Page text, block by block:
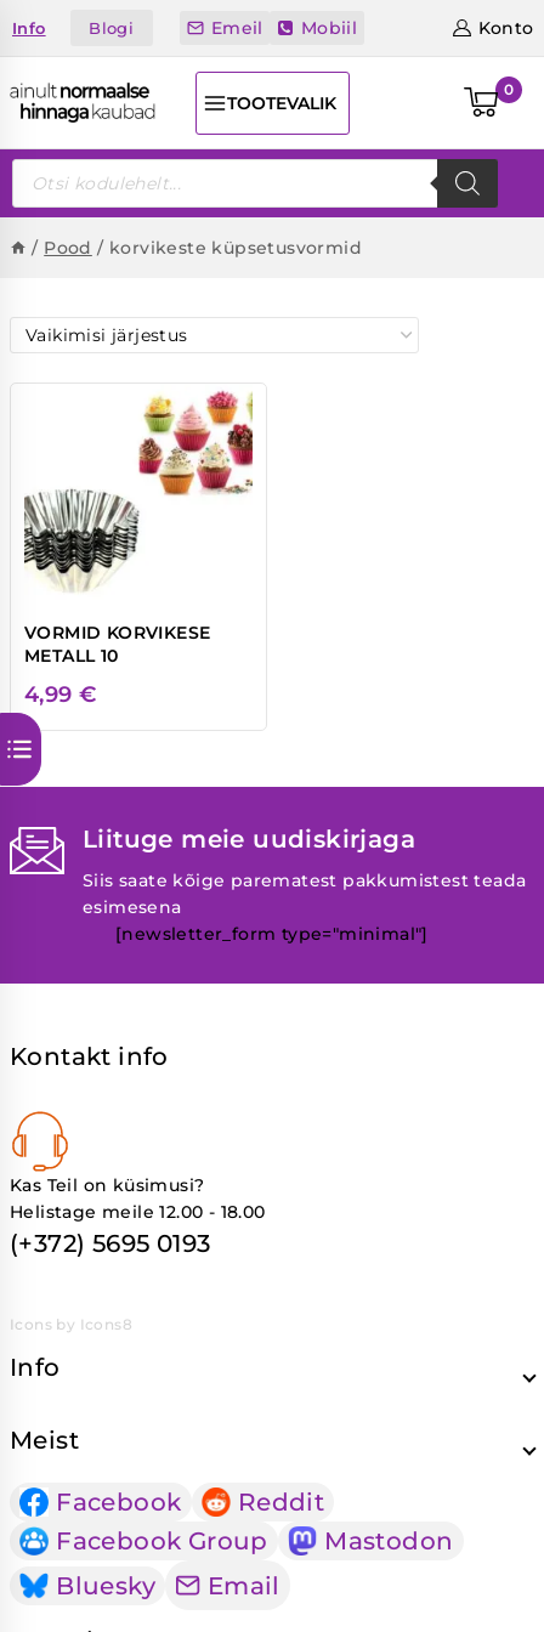
toInfo Blogi Emeil Mobiil Konto
TOOTEVALIK
0
Products
search
/ Pood / korvikeste küpsetusvormid
VORMID KORVIKESE
METALL 10
4,99 €
Liituge meie uudiskirjaga
Siis saate kõige parematest pakkumistest teada
esimesena
[newsletter_form type="minimal"]
Kontakt info
Kas Teil on küsimusi?
Helistage meile 12.00 - 18.00
(+372) 5695 0193
Icons by Icons8
Info
Meist
Facebook
Reddit
Facebook Group
Mastodon
Bluesky
Email